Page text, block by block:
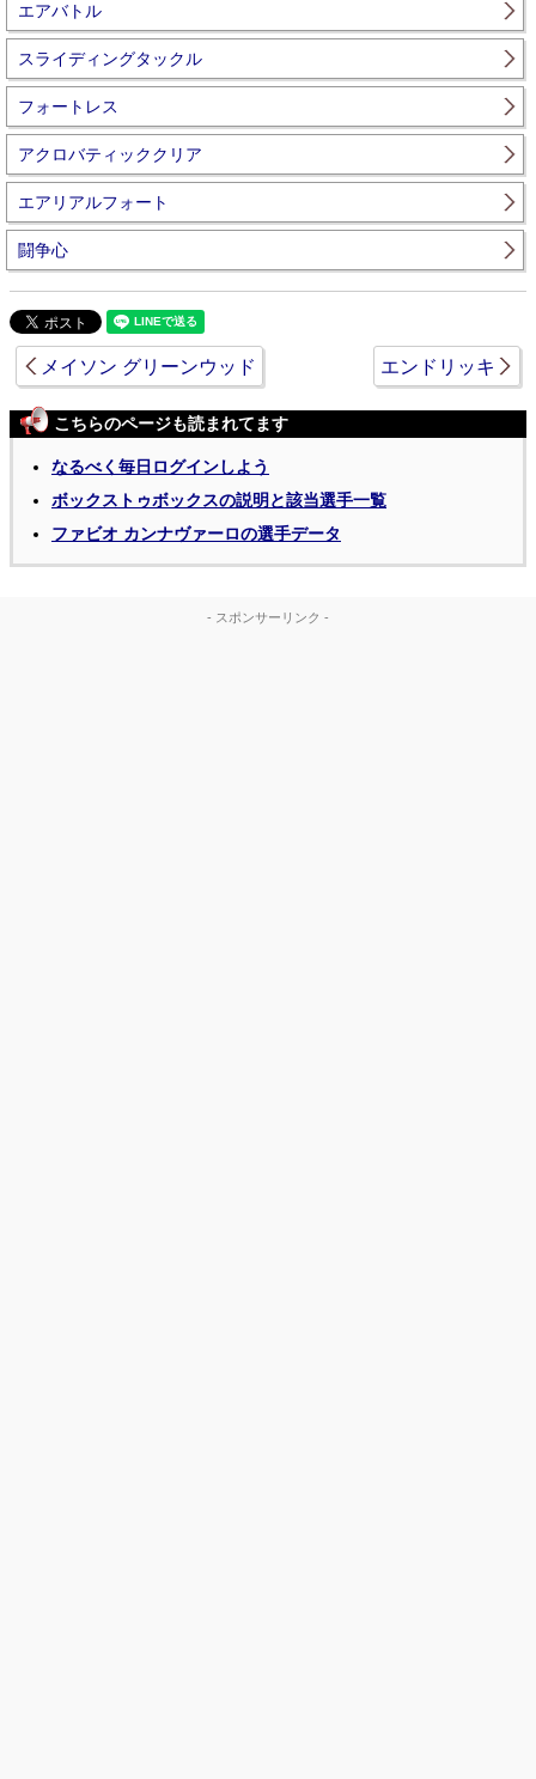
エアバトル
スライディングタックル
フォートレス
アクロバティッククリア
エアリアルフォート
闘争心
メイソン グリーンウッド エンドリッキ
こちらのページも読まれてます
なるべく毎日ログインしよう
ボックストゥボックスの説明と該当選手一覧
ファビオ カンナヴァーロの選手データ
- スポンサーリンク -